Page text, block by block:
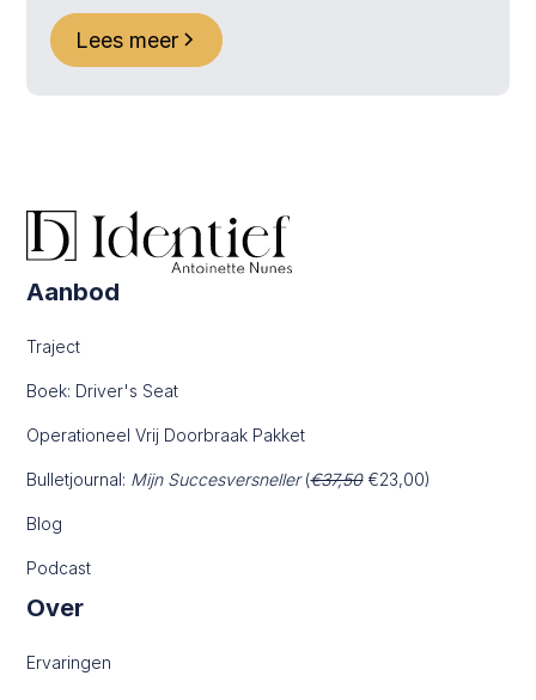
Lees meer
Aanbod
Traject
Boek: Driver's Seat
Operationeel Vrij Doorbraak Pakket
Bulletjournal: Mijn Succesversneller(€37,50€23,00)
Blog
Podcast
Over
Ervaringen